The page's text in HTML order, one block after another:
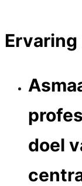
Ervaring
doel